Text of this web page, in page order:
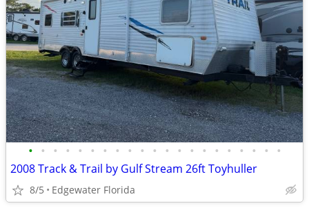
• • • • • • • • • • • • • • • • • • • • •
2008 Track & Trail by Gulf Stream 26ft Toyhuller
8/5 Edgewater Florida